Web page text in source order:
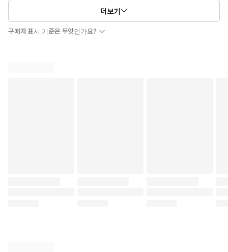
더보기
구매자 표시 기준은 무엇인가요?